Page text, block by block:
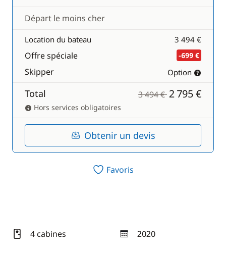
Départ le moins cher
Location du bateau 3 494 €
Offre spéciale -699 €
Skipper Option
Total 3 494 €2 795 €
Hors services obligatoires
Obtenir un devis
Favoris
4 cabines 2020
année